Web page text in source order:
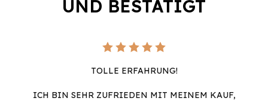
UND BESTÄTIGT
TOLLE ERFAHRUNG!
ICH BIN SEHR ZUFRIEDEN MIT MEINEM KAUF,